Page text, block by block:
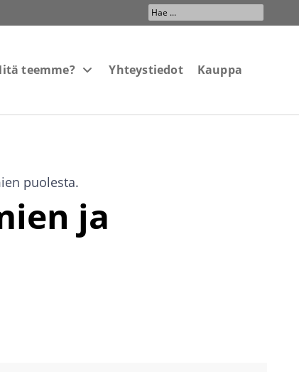
Search
...
teemme? Yhteystiedot Kauppa
puolesta.
ja